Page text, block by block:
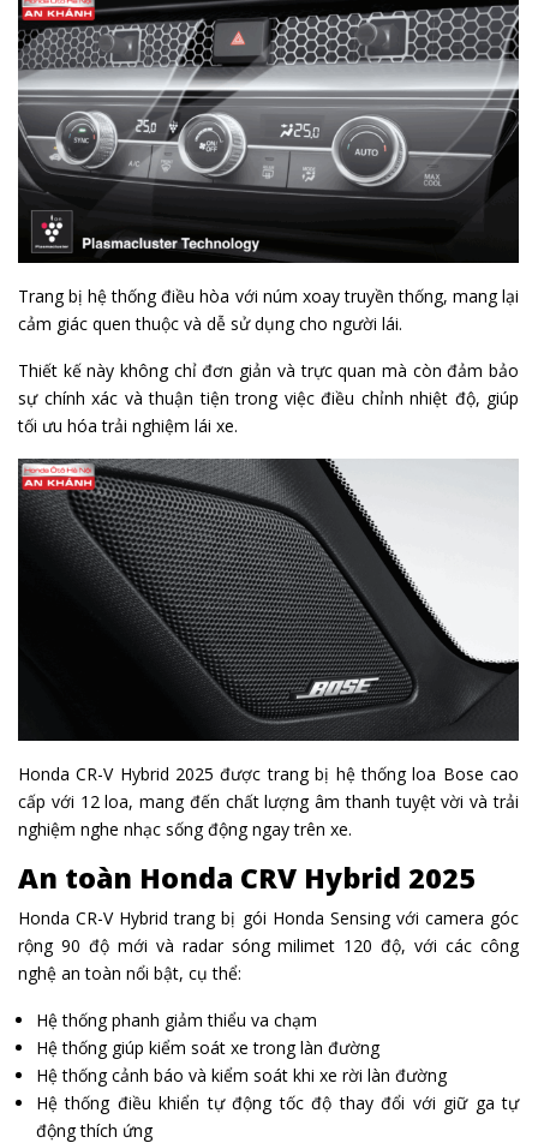
Trang bị hệ thống điều hòa với núm xoay truyền thống, mang lại
cảm giác quen thuộc và dễ sử dụng cho người lái.
Thiết kế này không chỉ đơn giản và trực quan mà còn đảm bảo
sự chính xác và thuận tiện trong việc điều chỉnh nhiệt độ, giúp
tối ưu hóa trải nghiệm lái xe.
Honda CR-V Hybrid 2025 được trang bị hệ thống loa Bose cao
cấp với 12 loa, mang đến chất lượng âm thanh tuyệt vời và trải
nghiệm nghe nhạc sống động ngay trên xe.
An toàn Honda CRV Hybrid 2025
Honda CR-V Hybrid trang bị gói Honda Sensing với camera góc
rộng 90 độ mới và radar sóng milimet 120 độ, với các công
nghệ an toàn nổi bật, cụ thể:
Hệ thống phanh giảm thiểu va chạm
Hệ thống giúp kiểm soát xe trong làn đường
Hệ thống cảnh báo và kiểm soát khi xe rời làn đường
Hệ thống điều khiển tự động tốc độ thay đổi với giữ ga tự
động thích ứng